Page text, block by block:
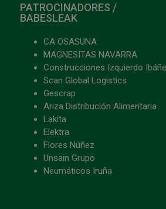
PATROCINADORES /
BABESLEAK
CA OSASUNA
MAGNESITAS NAVARRA
Construcciones Izquierdo
Scan Global Logistics
Gescrap
Ariza Distribución Alimentaria
Lakita
Elektra
Flores Núñez
Unsain Grupo
Neumáticos Iruña